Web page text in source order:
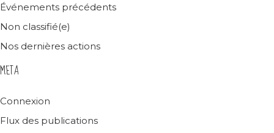
Événements précédents
Non classifié(e)
Nos dernières actions
META
Connexion
Flux des publications